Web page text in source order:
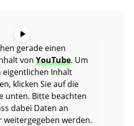
gerade einen
vonYouTube. Um
eigentlichen Inhalt
klicken Sie auf die
unten. Bitte beachten
dabei Daten an
werden.